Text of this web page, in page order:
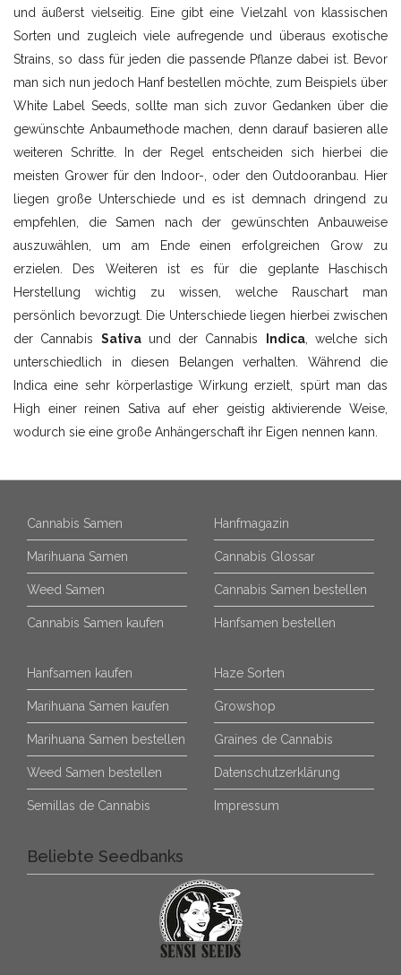
und äußerst vielseitig. Eine gibt eine Vielzahl von klassischen
Sorten und zugleich viele aufregende und überaus exotische
Strains, so dass für jeden die passende Pflanze dabei ist. Bevor
man sich nun jedoch Hanf bestellen möchte, zum Beispiels über
White Label Seeds, sollte man sich zuvor Gedanken über die
gewünschte Anbaumethode machen, denn darauf basieren alle
weiteren Schritte. In der Regel entscheiden sich hierbei die
meisten Grower für den Indoor-, oder den Outdooranbau. Hier
liegen große Unterschiede und es ist demnach dringend zu
empfehlen, die Samen nach der gewünschten Anbauweise
auszuwählen, um am Ende einen erfolgreichen Grow zu
erzielen. Des Weiteren ist es für die geplante Haschisch
Herstellung wichtig zu wissen, welche Rauschart man
persönlich bevorzugt. Die Unterschiede liegen hierbei zwischen
der Cannabis Sativaund der Cannabis Indica, welche sich
unterschiedlich in diesen Belangen verhalten. Während die
Indica eine sehr körperlastige Wirkung erzielt, spürt man das
High einer reinen Sativa auf eher geistig aktivierende Weise,
wodurch sie eine große Anhängerschaft ihr Eigen nennen kann.
Cannabis Samen
Marihuana Samen
Weed Samen
Cannabis Samen kaufen
Hanfmagazin
Cannabis Glossar
Cannabis Samen bestellen
Hanfsamen bestellen
Hanfsamen kaufen
Marihuana Samen kaufen
Marihuana Samen bestellen
Weed Samen bestellen
Semillas de Cannabis
Haze Sorten
Growshop
Graines de Cannabis
Datenschutzerklärung
Impressum
Beliebte Seedbanks